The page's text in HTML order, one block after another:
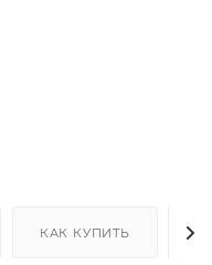
КАК КУПИТЬ